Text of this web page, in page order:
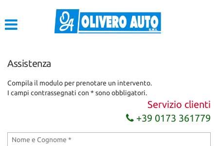
ASSISTENZA
Assistenza
Compila il modulo per prenotare un intervento.
I campi contrassegnati con * sono obbligatori.
Servizio clienti
+39 0173 361779